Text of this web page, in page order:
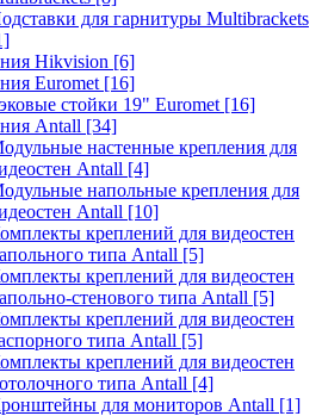
для гарнитуры Multibrackets
Hikvision [6]
Euromet [16]
стойки 19" Euromet [16]
Antall [34]
настенные крепления для
Antall [4]
напольные крепления для
Antall [10]
креплений для видеостен
типа Antall [5]
креплений для видеостен
стенового типа Antall [5]
креплений для видеостен
типа Antall [5]
креплений для видеостен
типа Antall [4]
для мониторов Antall [1]